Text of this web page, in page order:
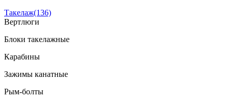
Такелаж(136)
Вертлюги
Блоки такелажные
Карабины
Зажимы канатные
Рым-болты